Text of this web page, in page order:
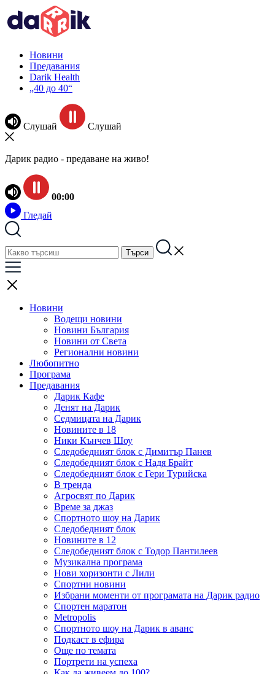
Новини
Предавания
Darik Health
„40 до 40“
Слушай Слушай
Дарик радио - предаване на живо!
00:00
Гледай
Новини
Водещи новини
Новини България
Новини от Света
Регионални новини
Любопитно
Програма
Предавания
Дарик Кафе
Денят на Дарик
Седмицата на Дарик
Новините в 18
Ники Кънчев Шоу
Следобедният блок с Димитър Панев
Следобедният блок с Надя Брайт
Следобедният блок с Гери Турийска
В тренда
Агросвят по Дарик
Време за джаз
Спортното шоу на Дарик
Следобедният блок
Новините в 12
Следобедният блок с Тодор Пантилеев
Музикална програма
Нови хоризонти с Лили
Спортни новини
Избрани моменти от програмата на Дарик радио
Спортен маратон
Metropolis
Спортното шоу на Дарик в аванс
Подкаст в ефира
Още по темата
Портрети на успеха